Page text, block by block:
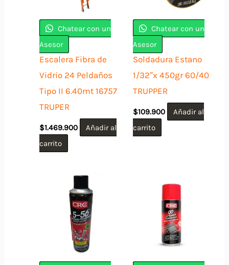
Chatear con un
Asesor
Escalera Fibra de
Vidrio 24 Peldaños
Tipo II 6.40mt 16757
TRUPER
$1.469.900
Añadir al
carrito
Chatear con un
Asesor
Soldadura Estano
1/32″x 450gr 60/40
TRUPPER
$109.900
Añadir al
carrito